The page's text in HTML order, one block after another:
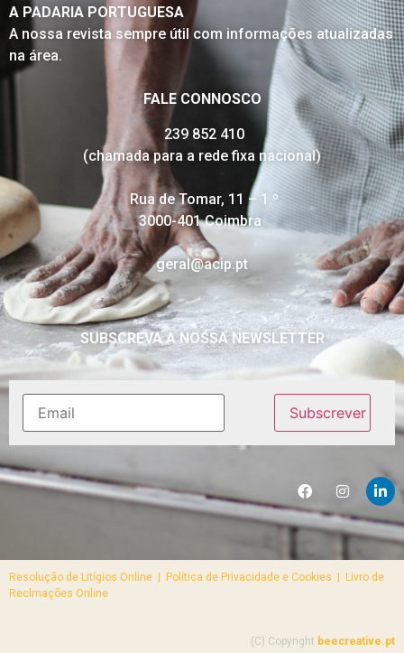
A PADARIA PORTUGUESA
A nossa revista sempre útil com informações atualizadas
na área.
FALE CONNOSCO
239 852 410
(chamada para a rede fixa nacional)
Rua de Tomar, 11 – 1.º
3000-401 Coimbra
geral@acip.pt
SUBSCREVA A NOSSA NEWSLETTER
Resolução de Litígios Online |
Política de Privacidade e Cookies | Livro de
Reclmações Online
(C) Copyright beecreative.pt